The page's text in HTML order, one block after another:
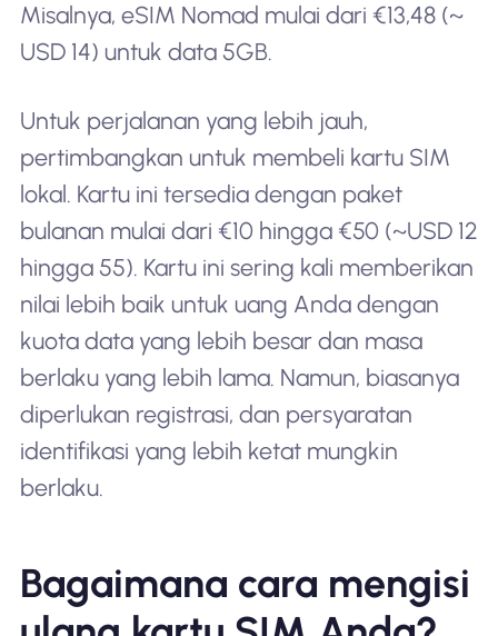
Misalnya, eSIM Nomad mulai dari €13,48 (~
USD 14) untuk data 5GB.
Untuk perjalanan yang lebih jauh,
pertimbangkan untuk membeli kartu SIM
lokal. Kartu ini tersedia dengan paket
bulanan mulai dari €10 hingga €50 (~USD 12
hingga 55). Kartu ini sering kali memberikan
nilai lebih baik untuk uang Anda dengan
kuota data yang lebih besar dan masa
berlaku yang lebih lama. Namun, biasanya
diperlukan registrasi, dan persyaratan
identifikasi yang lebih ketat mungkin
berlaku.
Bagaimana cara mengisi